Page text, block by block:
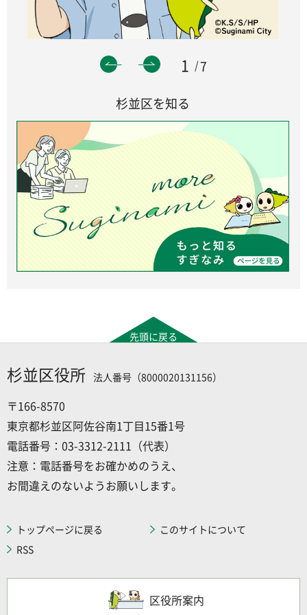
1
7
杉並区を知る
先頭に戻る
杉並区役所 法人番号（8000020131156）
〒166-8570
東京都杉並区阿佐谷南1丁目15番1号
電話番号：03-3312-2111（代表）
注意：電話番号をお確かめのうえ、
お間違えのないようお願いします。
トップページに戻る
このサイトについて
RSS
区役所案内